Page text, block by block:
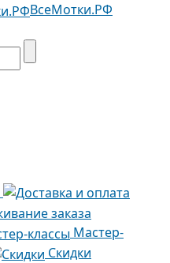
ВсеМотки.РФ
Мастер-
Скидки